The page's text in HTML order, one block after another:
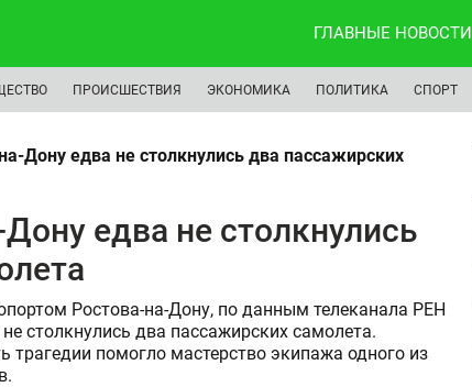
ГЛАВНЫЕ НОВОСТИ
ПРОИСШЕСТВИЯ ЭКОНОМИКА ПОЛИТИКА СПОРТ
Дону едва не столкнулись два пассажирских
едва не столкнулись
Ростова-на-Дону, по данным телеканала РЕН
столкнулись два пассажирских самолета.
трагедии помогло мастерство экипажа одного из